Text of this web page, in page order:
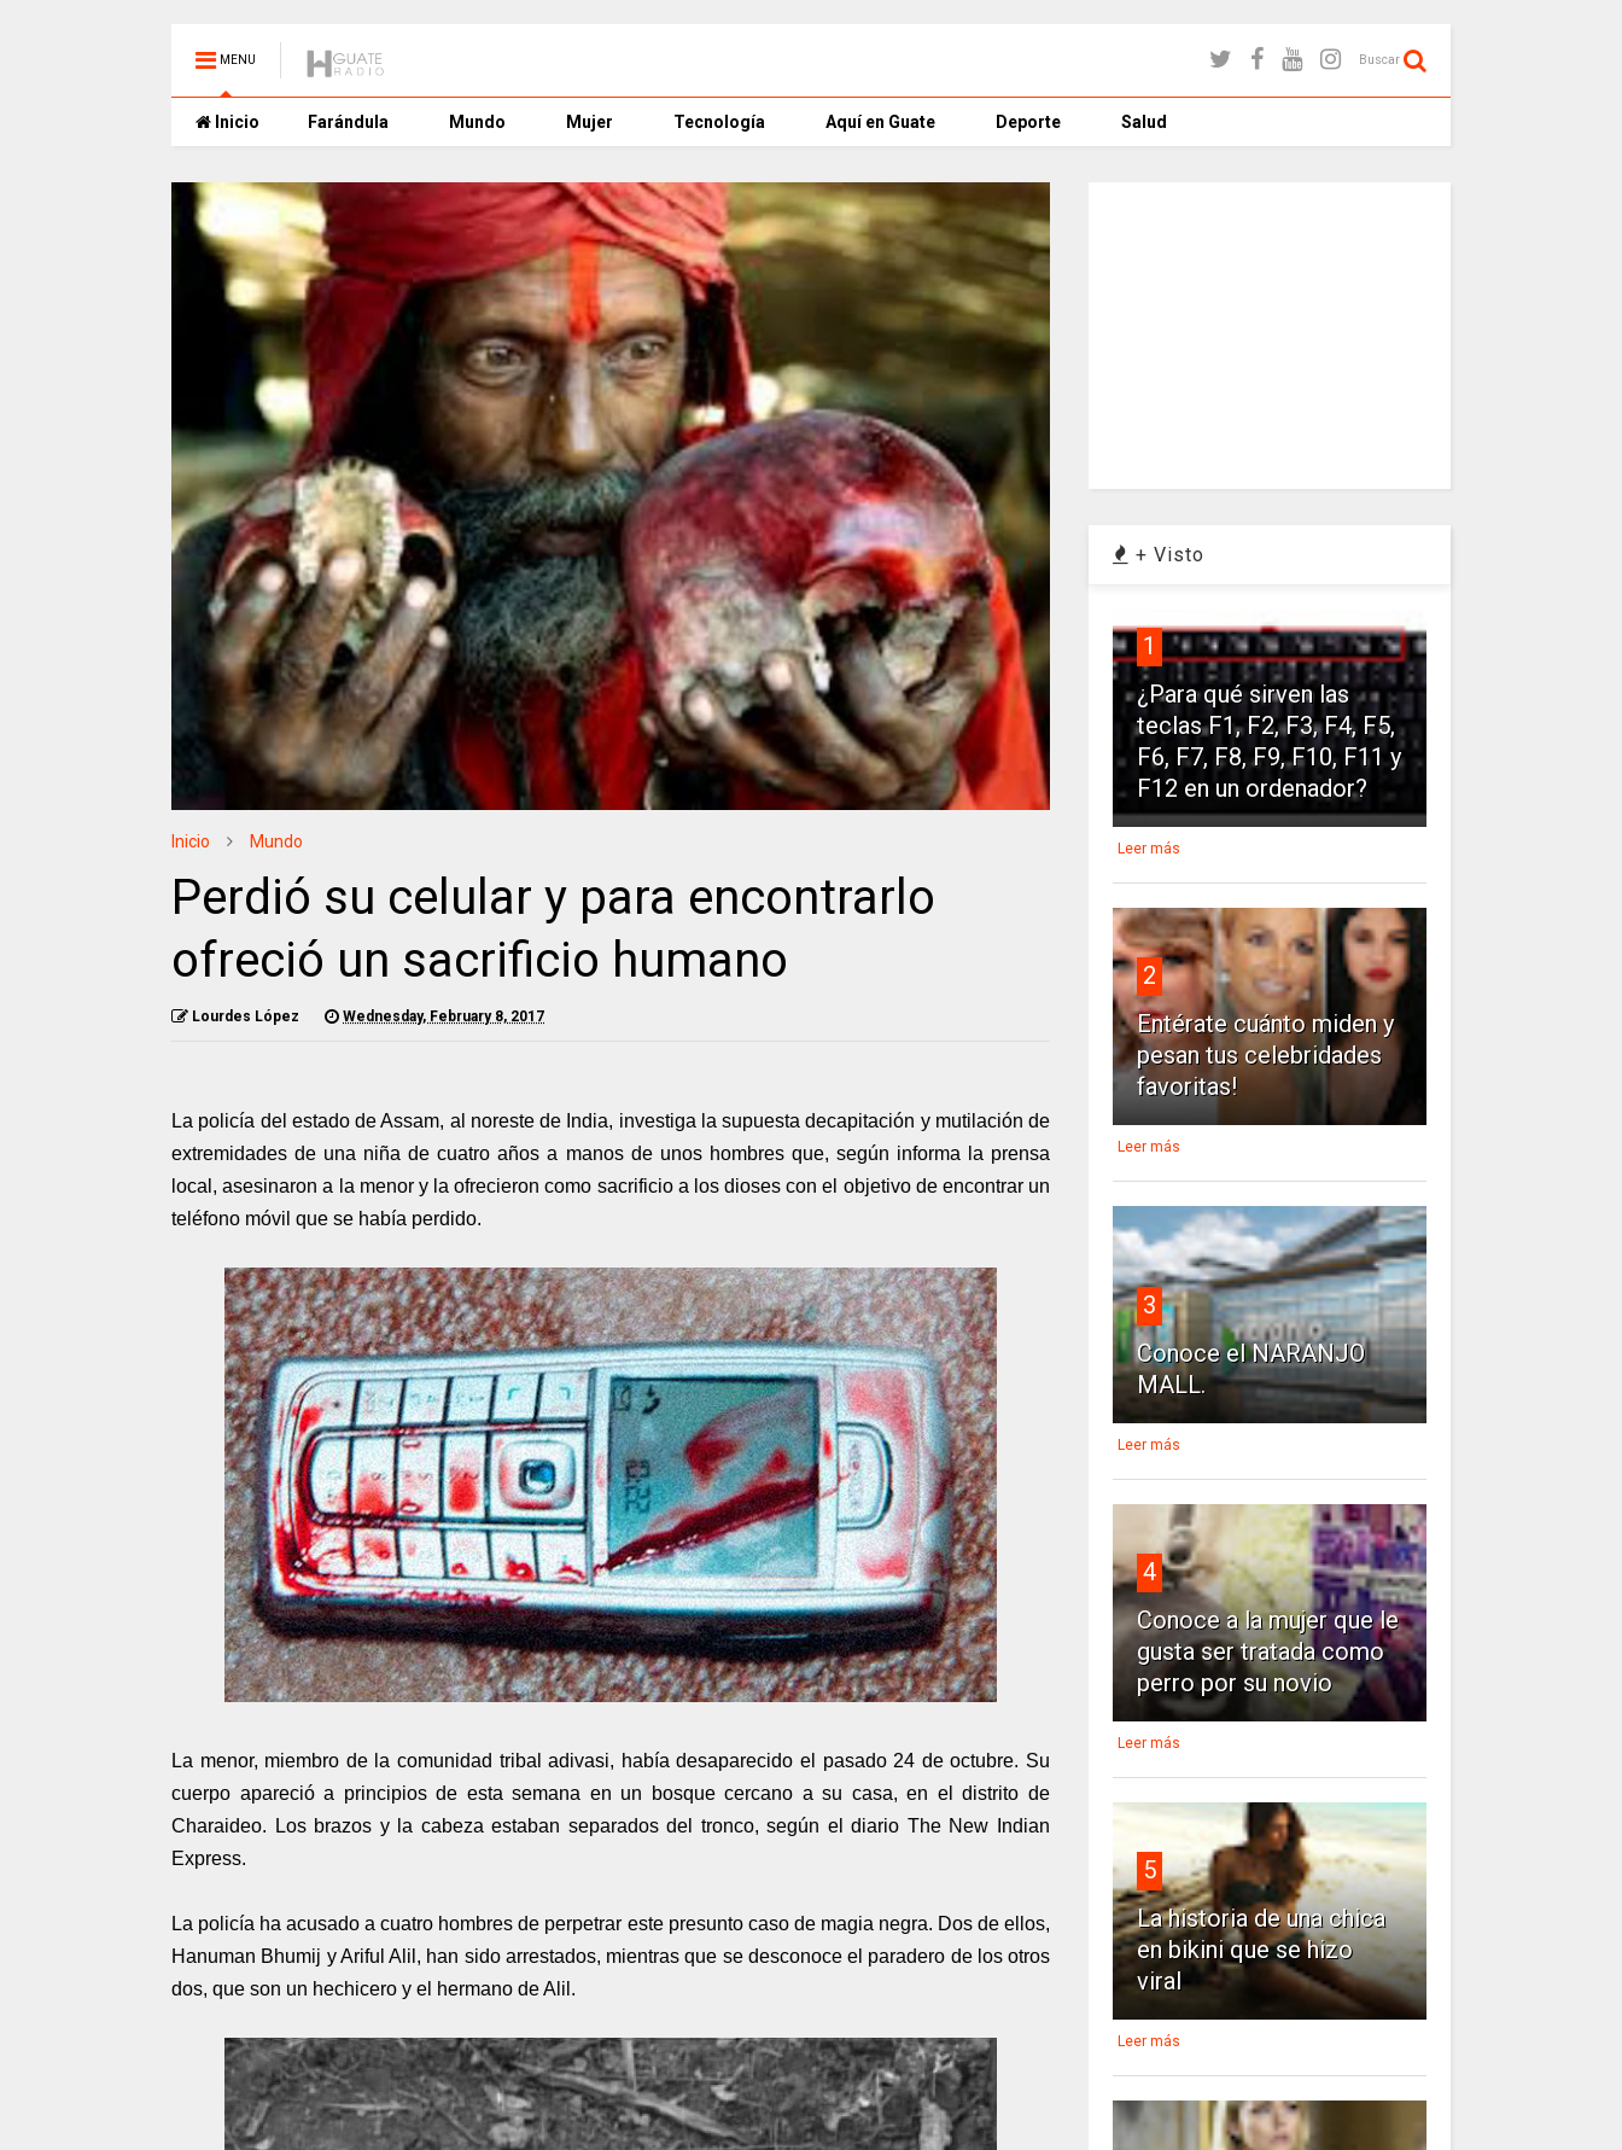
MENU Buscar
Inicio Farándula Mundo Mujer Tecnología Aquí en Guate Deporte Salud
Inicio Mundo
Perdió su celular y para encontrarlo
ofreció un sacrificio humano
Lourdes López Wednesday, February 8, 2017
La policía del estado de Assam, al noreste de India, investiga la supuesta decapitación y mutilación de
extremidades de una niña de cuatro años a manos de unos hombres que, según informa la prensa
local, asesinaron a la menor y la ofrecieron como sacrificio a los dioses con el objetivo de encontrar un
teléfono móvil que se había perdido.
La menor, miembro de la comunidad tribal adivasi, había desaparecido el pasado 24 de octubre. Su
cuerpo apareció a principios de esta semana en un bosque cercano a su casa, en el distrito de
Charaideo. Los brazos y la cabeza estaban separados del tronco, según el diario The New Indian
Express.
La policía ha acusado a cuatro hombres de perpetrar este presunto caso de magia negra. Dos de ellos,
Hanuman Bhumij y Ariful Alil, han sido arrestados, mientras que se desconoce el paradero de los otros
dos, que son un hechicero y el hermano de Alil.
+ Visto
1
¿Para qué sirven las
teclas F1, F2, F3, F4, F5,
F6, F7, F8, F9, F10, F11 y
F12 en un ordenador?
Leer más
2
Entérate cuánto miden y
pesan tus celebridades
favoritas!
Leer más
3
Conoce el NARANJO
MALL.
Leer más
4
Conoce a la mujer que le
gusta ser tratada como
perro por su novio
Leer más
5
La historia de una chica
en bikini que se hizo
viral
Leer más